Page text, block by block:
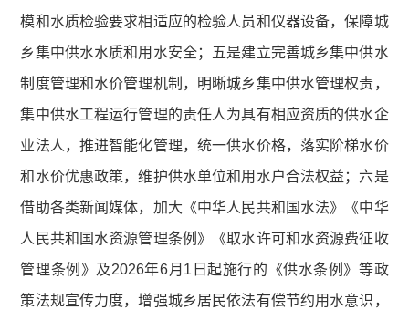
模和水质检验要求相适应的检验人员和仪器设备，保障城
乡集中供水水质和用水安全；五是建立完善城乡集中供水
制度管理和水价管理机制，明晰城乡集中供水管理权责，
集中供水工程运行管理的责任人为具有相应资质的供水企
业法人，推进智能化管理，统一供水价格，落实阶梯水价
和水价优惠政策，维护供水单位和用水户合法权益；六是
借助各类新闻媒体，加大《中华人民共和国水法》《中华
人民共和国水资源管理条例》《取水许可和水资源费征收
管理条例》及2026年6月1日起施行的《供水条例》等政
策法规宣传力度，增强城乡居民依法有偿节约用水意识，